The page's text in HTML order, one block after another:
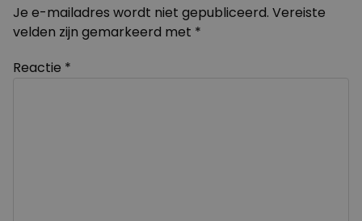
Je e-mailadres wordt niet gepubliceerd. Vereiste
velden zijn gemarkeerd met *
Reactie *